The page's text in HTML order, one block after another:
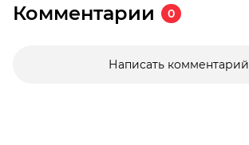
Комментарии 0
Написать комментарий